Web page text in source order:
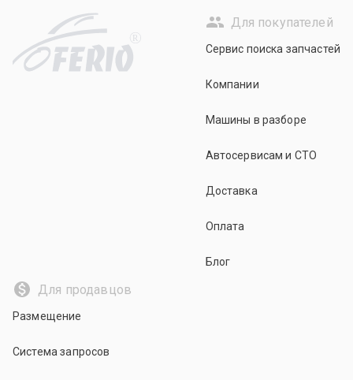
R
Для покупателей
Сервис поиска запчастей
Компании
Машины в разборе
Автосервисам и СТО
Доставка
Оплата
Блог
Для продавцов
Размещение
Система запросов